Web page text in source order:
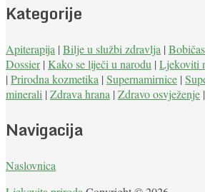
Kategorije
Apiterapija | Bilje u službi zdravlja |
Dossier| Kako se liječi u narodu | Ljekoviti
| Prirodna kozmetika | Supernamirnice |
minerali | Zdrava hrana | Zdravo osvježenje |
Navigacija
Naslovnica